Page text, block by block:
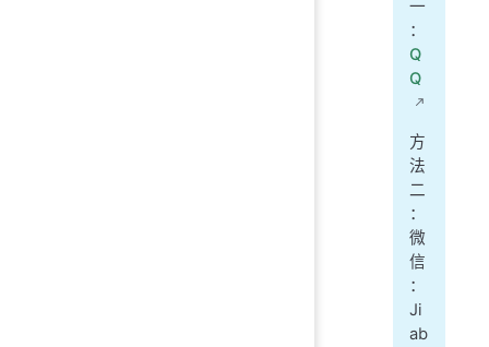
一
：
Q
Q
方
法
二
：
微
信
：
Ji
ab